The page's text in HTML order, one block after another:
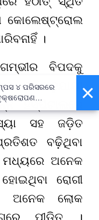
କୋଲେଷ୍ଟ୍ରୋଲ
।
ବିପଦକୁ
କହିବାନୁଯାୟୀ
ହସ୍ପିଟାଲରେ
ସହ ଜଡ଼ିତ
ବଢ଼ିଥିବା
ମଧ୍ୟରେ ଅନେକ
ରୋଗୀ
ଅନେକ ଲୋକ
ପୀଡ଼ିତ ।
×
୪ ପରିସରରେ
ସବୁଜ କ୍ୟାମ୍ପସ: